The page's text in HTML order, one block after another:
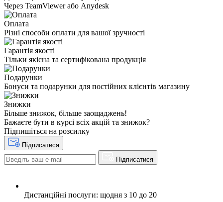
Через TeamViewer або Anydesk
Оплата
Різні способи оплати для вашої зручності
Гарантія якості
Тільки якісна та сертифікована продукція
Подарунки
Бонуси та подарунки для постійних клієнтів магазину
Знижки
Більше знижок, більше заощаджень!
Бажаєте бути в курсі всіх акцій та знижок?
Підпишіться на розсилку
Підписатися
Підписатися
Дистанційні послуги: щодня з 10 до 20